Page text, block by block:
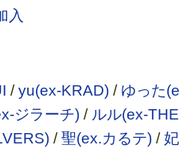
入
/yu(ex-KRAD)/ ゆった(e
ジラーチ)/ ルル(ex-THE
/聖(ex.カるテ)/妃